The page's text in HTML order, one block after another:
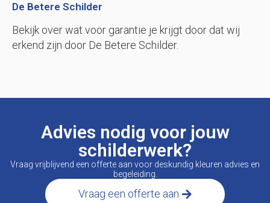
De Betere Schilder
Bekijk over wat voor garantie je krijgt door dat wij
erkend zijn door De Betere Schilder.
Advies nodig voor jouw
schilderwerk?
Vraag vrijblijvend een offerte aan voor deskundig kleuren advies en
begeleiding.
Vraag een offerte aan